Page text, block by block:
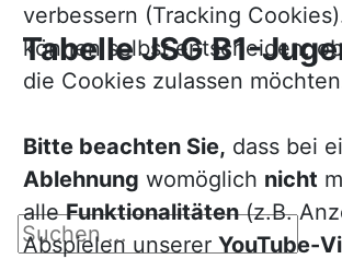
Suchen ...
Tabelle JSG B1-
verbessern (Tracking
können selbst entscheiden,
die Cookies zulassen
Bitte beachten Sie, dass bei
Ablehnung womöglich nicht
alleFunktionalitäten(z.B.
Abspielen unserer YouTube-